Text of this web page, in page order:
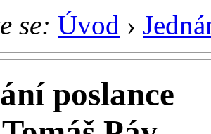
se: Úvod ›
poslance